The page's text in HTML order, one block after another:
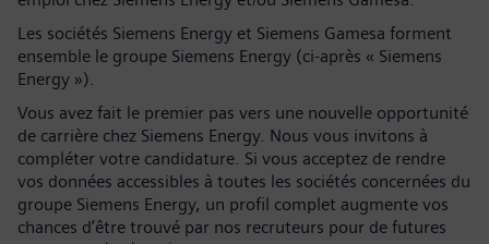
Les sociétés Siemens Energy et Siemens Gamesa forment
ensemble le groupe Siemens Energy (ci-après « Siemens
Energy »).
Vous avez fait le premier pas vers une nouvelle opportunité
de carrière chez Siemens Energy. Nous vous invitons à
compléter votre candidature. Si vous acceptez de rendre
vos données accessibles à toutes les sociétés concernées du
groupe Siemens Energy, un profil complet augmente vos
chances d’être trouvé par nos recruteurs pour de futures